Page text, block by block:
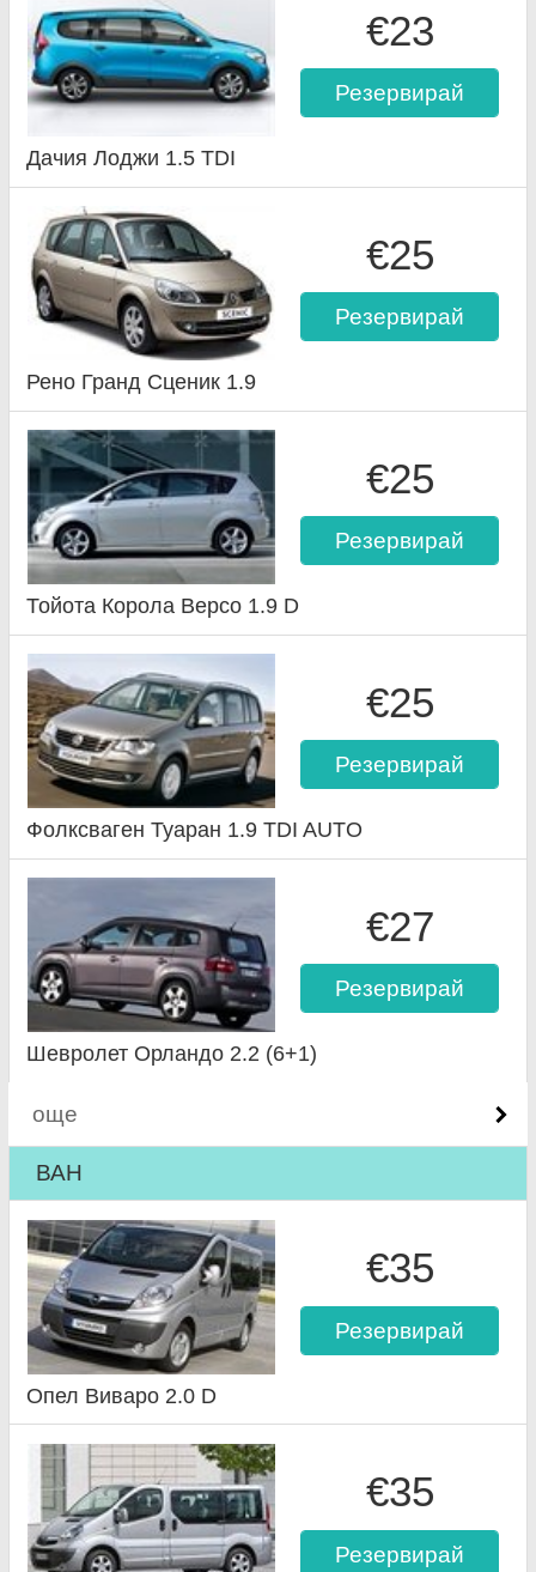
€23
Резервирай
Дачия Лоджи 1.5 TDI
€25
Резервирай
Рено Гранд Сценик 1.9
€25
Резервирай
Тойота Корола Версо 1.9 D
€25
Резервирай
Фолксваген Туаран 1.9 TDI AUTO
€27
Резервирай
Шевролет Орландо 2.2 (6+1)
още
ВАН
€35
Резервирай
Опел Виваро 2.0 D
€35
Резервирай